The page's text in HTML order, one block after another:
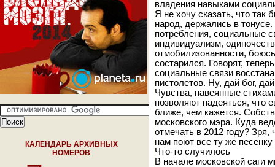
КАЛЕНДАРЬ АРХИВНЫХ
НОМЕРОВ
владения навыками
Я не хочу сказать, что так
народ, держались в
потребления, социальные
индивидуализм,
отмобилизованности,
состарился. Говорят,
социальные связи
пистолетов. Ну, дай бог,
Чувства, навеянные
позволяют надеяться, что
ближе, чем кажется.
московского мэра. Куда
отмечать в 2012 году?
нам поют все ту же
Что-то случилось
В начале московской саги